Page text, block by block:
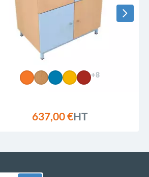
+8
637,00 €HT